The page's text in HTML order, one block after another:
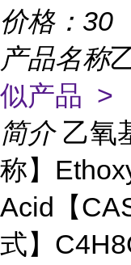
价格： 30
产品名称
似产品 >
简介 乙氧
称】
Acid【
式】